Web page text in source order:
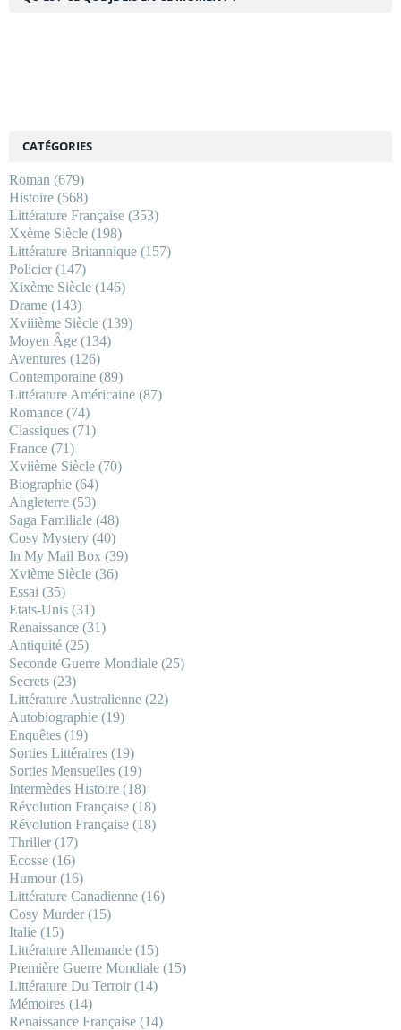
CATÉGORIES
Roman (679)
Histoire (568)
Littérature Française (353)
Xxème Siècle (198)
Littérature Britannique (157)
Policier(147)
Xixème Siècle (146)
Drame (143)
Xviiième Siècle (139)
Moyen Âge (134)
Aventures (126)
Contemporaine (89)
Littérature Américaine (87)
Romance (74)
Classiques (71)
France (71)
Xviième Siècle (70)
Biographie (64)
Angleterre (53)
Saga Familiale (48)
Cosy Mystery (40)
In My Mail Box (39)
Xvième Siècle (36)
Essai (35)
Etats-Unis (31)
Renaissance (31)
Antiquité (25)
Seconde Guerre Mondiale (25)
Secrets (23)
Littérature Australienne (22)
Autobiographie (19)
Enquêtes (19)
Sorties Littéraires (19)
Sorties Mensuelles (19)
Intermèdes Histoire (18)
Révolution Française (18)
Révolution Française (18)
Thriller(17)
Ecosse (16)
Humour(16)
Littérature Canadienne (16)
Cosy Murder(15)
Italie (15)
Littérature Allemande (15)
Première Guerre Mondiale (15)
Littérature Du Terroir(14)
Mémoires (14)
Renaissance Française (14)